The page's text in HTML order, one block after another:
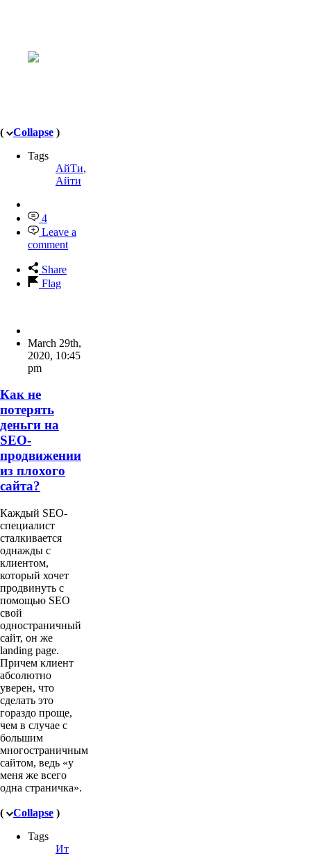
( Collapse )
Tags
АйТи,
Айти
4
Leave a
comment
Share
Flag
March 29th,
2020, 10:45
pm
Как не
потерять
деньги на
SEO-
продвижении
из плохого
сайта?
Каждый SEO-
специалист
сталкивается
однажды с
клиентом,
который хочет
продвинуть с
помощью SEO
свой
одностраничный
сайт, он же
landing page.
Причем клиент
абсолютно
уверен, что
сделать это
гораздо проще,
чем в случае с
большим
многостраничным
сайтом, ведь «у
меня же всего
одна страничка».
( Collapse )
Tags
Ит